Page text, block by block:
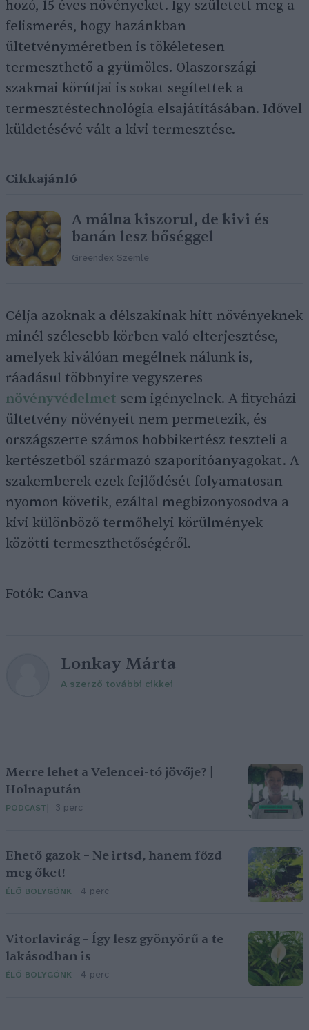
hozó, 15 éves növényeket. Így született meg a
felismerés, hogy hazánkban
ültetvényméretben is tökéletesen
termeszthető a gyümölcs. Olaszországi
szakmai körútjai is sokat segítettek a
termesztéstechnológia elsajátításában. Idővel
küldetésévé vált a kivi termesztése.
Cikkajánló
A málna kiszorul, de kivi és
banán lesz bőséggel
Greendex Szemle
Célja azoknak a délszakinak hitt növényeknek
minél szélesebb körben való elterjesztése,
amelyek kiválóan megélnek nálunk is,
ráadásul többnyire vegyszeres
növényvédelmet sem igényelnek. A fityeházi
ültetvény növényeit nem permetezik, és
országszerte számos hobbikertész teszteli a
kertészetből származó szaporítóanyagokat. A
szakemberek ezek fejlődését folyamatosan
nyomon követik, ezáltal megbizonyosodva a
kivi különböző termőhelyi körülmények
közötti termeszthetőségéről.
Fotók: Canva
Lonkay Márta
A szerző további cikkei
Merre lehet a Velencei-tó jövője? |
Holnapután
PODCAST 3 perc
Ehető gazok – Ne irtsd, hanem főzd
meg őket!
ÉLŐ BOLYGÓNK 4 perc
Vitorlavirág – Így lesz gyönyörű a te
lakásodban is
ÉLŐ BOLYGÓNK 4 perc